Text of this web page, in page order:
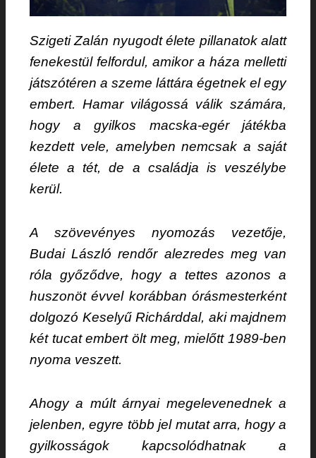
Szigeti Zalán nyugodt élete pillanatok alatt
fenekestül felfordul, amikor a háza melletti
játszótéren a szeme láttára égetnek el egy
embert. Hamar világossá válik számára,
hogy a gyilkos macska-egér játékba
kezdett vele, amelyben nemcsak a saját
élete a tét, de a családja is veszélybe
kerül.
A szövevényes nyomozás vezetője,
Budai László rendőr alezredes meg van
róla győződve, hogy a tettes azonos a
huszonöt évvel korábban órásmesterként
dolgozó Keselyű Richárddal, aki majdnem
két tucat embert ölt meg, mielőtt 1989-ben
nyoma veszett.
Ahogy a múlt árnyai megelevenednek a
jelenben, egyre több jel mutat arra, hogy a
gyilkosságok kapcsolódhatnak a